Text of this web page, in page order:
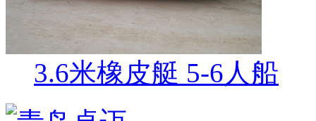
3.6米橡皮艇 5-6人船